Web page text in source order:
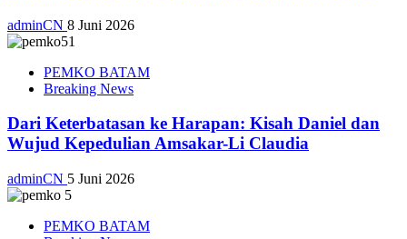
adminCN 8 Juni 2026
PEMKO BATAM
Breaking News
Dari Keterbatasan ke Harapan: Kisah Daniel dan
Wujud Kepedulian Amsakar-Li Claudia
adminCN 5 Juni 2026
PEMKO BATAM